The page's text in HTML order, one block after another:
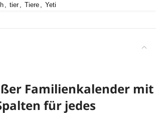
tier Tiere Yeti
Familienkalender mit
für jedes